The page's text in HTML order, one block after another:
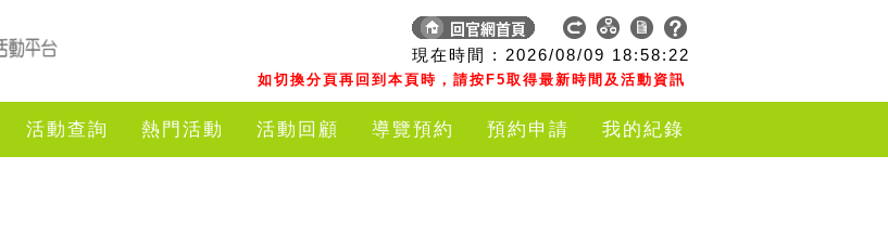
現在時間 : 2026/08/09 18:58:23
如切換分頁再回到本頁時，請按F5取得最新時間及活動資訊
活動查詢 熱門活動 活動回顧 導覽預約 預約申請 我的紀錄